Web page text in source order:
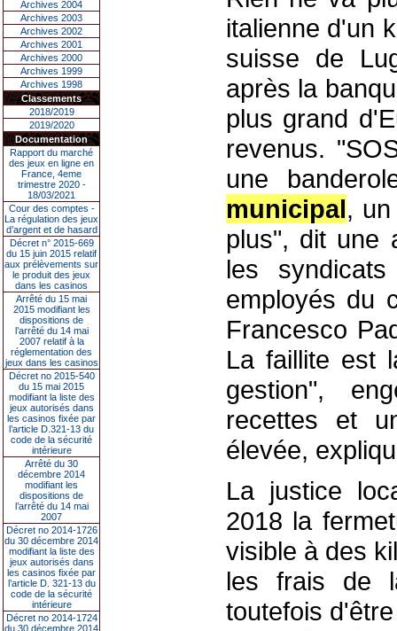
Archives 2004
Archives 2003
Archives 2002
Archives 2001
Archives 2000
Archives 1999
Archives 1998
Classements
2018/2019
2019/2020
Documentation
Rapport du marché
des jeux en ligne en
France, 4eme
trimestre 2020 -
18/03/2021
Cour des comptes -
La régulation des jeux
d’argent et de hasard
Décret n° 2015-669
du 15 juin 2015 relatif
aux prélèvements sur
le produit des jeux
dans les casinos
Arrêté du 15 mai
2015 modifiant les
dispositions de
l’arrêté du 14 mai
2007 relatif à la
réglementation des
jeux dans les casinos
Décret no 2015-540
du 15 mai 2015
modifiant la liste des
jeux autorisés dans
les casinos fixée par
l’article D.321-13 du
code de la sécurité
intérieure
Arrêté du 30
décembre 2014
modifiant les
dispositions de
l’arrêté du 14 mai
2007
Décret no 2014-1726
du 30 décembre 2014
modifiant la liste des
jeux autorisés dans
les casinos fixée par
l’article D. 321-13 du
code de la sécurité
intérieure
Décret no 2014-1724
du 30 décembre 2014
italienne d'un
suisse de
après la
plus grand
revenus.
une
municipal,
plus", dit une
les
employés du
Francesco
La faillite est
gestion",
recettes et
élevée,
La justice
2018 la
visible à des
les frais de
toutefois